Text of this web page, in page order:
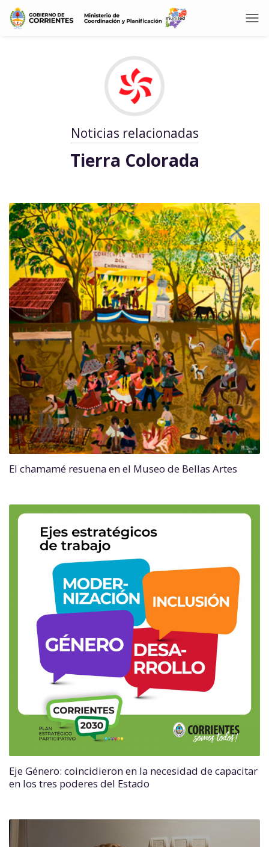
Noticias relacionadas
Tierra Colorada
El chamamé resuena en el Museo de Bellas Artes
Eje Género: coincidieron en la necesidad de capacitar
en los tres poderes del Estado